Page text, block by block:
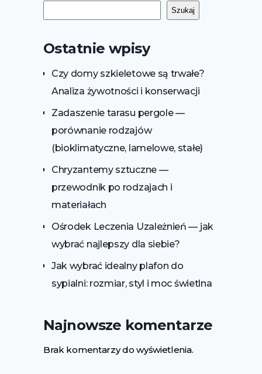
Szukaj
Ostatnie wpisy
Czy domy szkieletowe są trwałe?
Analiza żywotności i konserwacji
Zadaszenie tarasu pergole —
porównanie rodzajów
(bioklimatyczne, lamelowe, stałe)
Chryzantemy sztuczne —
przewodnik po rodzajach i
materiałach
Ośrodek Leczenia Uzależnień — jak
wybrać najlepszy dla siebie?
Jak wybrać idealny plafon do
sypialni: rozmiar, styl i moc świetlna
Najnowsze komentarze
Brak komentarzy do wyświetlenia.